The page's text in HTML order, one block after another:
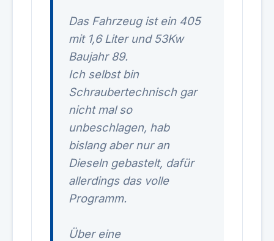
Das Fahrzeug ist ein 405
mit 1,6 Liter und 53Kw
Baujahr 89.
Ich selbst bin
Schraubertechnisch gar
nicht mal so
unbeschlagen, hab
bislang aber nur an
Dieseln gebastelt, dafür
allerdings das volle
Programm.
Über eine